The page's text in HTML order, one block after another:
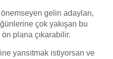
önemseyen gelin adayları,
çok yakışan bu
ön plana çıkarabilir.
yansıtmak istiyorsan ve